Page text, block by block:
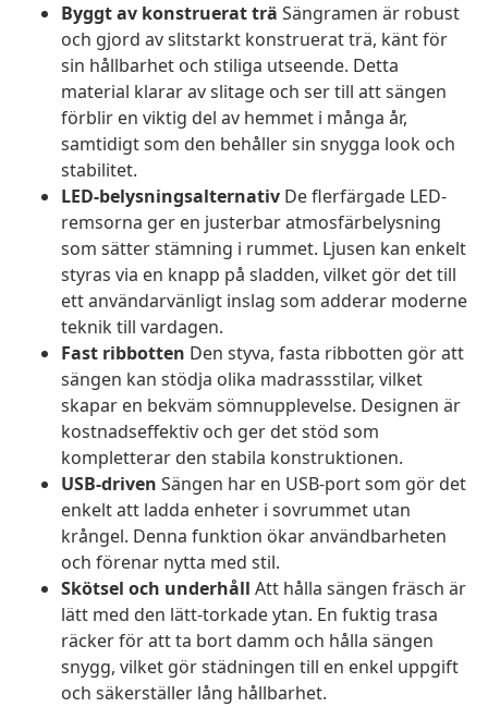
Byggt av konstruerat trä Sängramen är robust
och gjord av slitstarkt konstruerat trä, känt för
sin hållbarhet och stiliga utseende. Detta
material klarar av slitage och ser till att sängen
förblir en viktig del av hemmet i många år,
samtidigt som den behåller sin snygga look och
stabilitet.
LED-belysningsalternativ De flerfärgade LED-
remsorna ger en justerbar atmosfärbelysning
som sätter stämning i rummet. Ljusen kan enkelt
styras via en knapp på sladden, vilket gör det till
ett användarvänligt inslag som adderar moderne
teknik till vardagen.
Fast ribbotten Den styva, fasta ribbotten gör att
sängen kan stödja olika madrassstilar, vilket
skapar en bekväm sömnupplevelse. Designen är
kostnadseffektiv och ger det stöd som
kompletterar den stabila konstruktionen.
USB-driven Sängen har en USB-port som gör det
enkelt att ladda enheter i sovrummet utan
krångel. Denna funktion ökar användbarheten
och förenar nytta med stil.
Skötsel och underhåll Att hålla sängen fräsch är
lätt med den lätt-torkade ytan. En fuktig trasa
räcker för att ta bort damm och hålla sängen
snygg, vilket gör städningen till en enkel uppgift
och säkerställer lång hållbarhet.